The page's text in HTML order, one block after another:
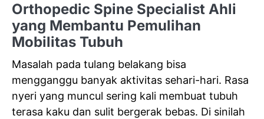
Orthopedic Spine Specialist Ahli
yang Membantu Pemulihan
Mobilitas Tubuh
Masalah pada tulang belakang bisa
mengganggu banyak aktivitas sehari-hari. Rasa
nyeri yang muncul sering kali membuat tubuh
terasa kaku dan sulit bergerak bebas. Di sinilah